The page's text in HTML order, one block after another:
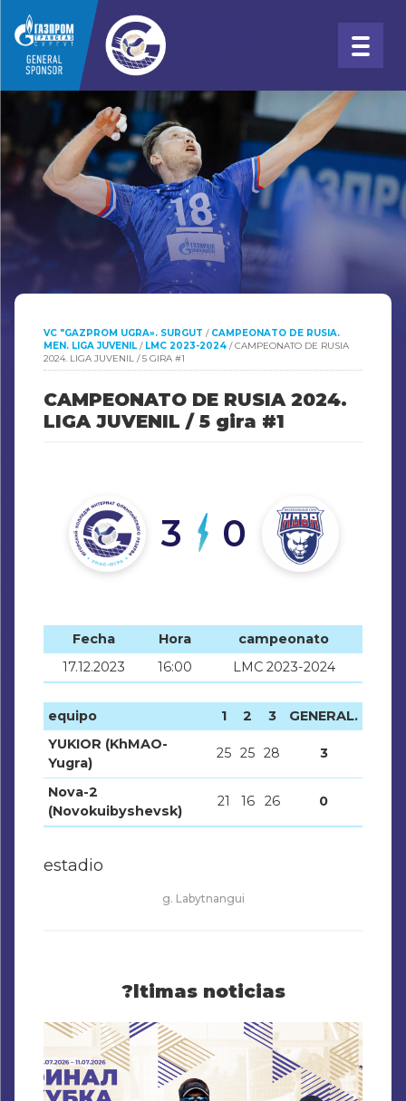
VC "GAZPROM UGRA». SURGUT / CAMPEONATO DE RUSIA.
MEN. LIGA JUVENIL / LMC 2023-2024 /CAMPEONATO DE RUSIA
2024. LIGA JUVENIL / 5 GIRA #1
CAMPEONATO DE RUSIA 2024.
LIGA JUVENIL / 5 gira #1
3 0
Fecha Hora
campeonato
17.12.2023
16:00 LMC 2023-2024
equipo 1 2 3
GENERAL.
YUKIOR (KhMAO-
Yugra)
25 25 28 3
Nova-2
(Novokuibyshevsk)
21 16 26 0
estadio
g. Labytnangui
?ltimas noticias